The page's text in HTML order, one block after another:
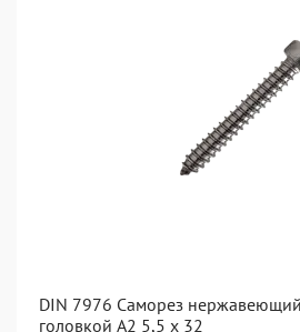
DIN 7976 Саморез
головкой А2 5,5 x 32